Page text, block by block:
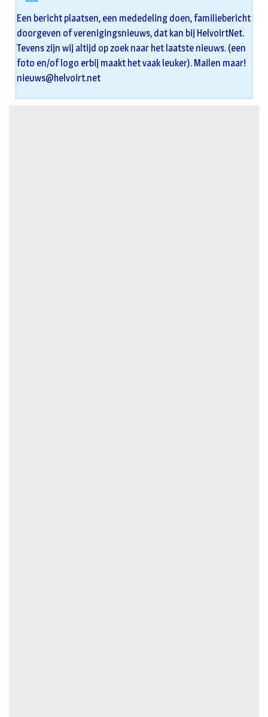
Een bericht plaatsen, een mededeling doen, familiebericht
doorgeven of verenigingsnieuws, dat kan bij HelvoirtNet.
Tevens zijn wij altijd op zoek naar het laatste nieuws. (een
foto en/of logo erbij maakt het vaak leuker). Mailen maar!
nieuws@helvoirt.net